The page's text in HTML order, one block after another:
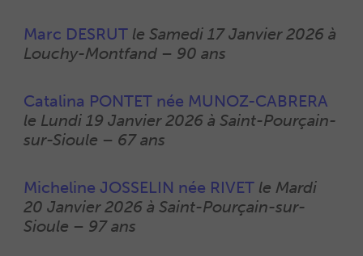
Marc DESRUT le Samedi 17 Janvier 2026 à
Louchy-Montfand – 90 ans
Catalina PONTET née MUNOZ-CABRERA
le Lundi 19 Janvier 2026 à Saint-Pourçain-
sur-Sioule – 67 ans
Micheline JOSSELIN née RIVET le Mardi
20 Janvier 2026 à Saint-Pourçain-sur-
Sioule – 97 ans